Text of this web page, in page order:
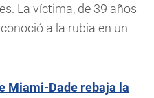
La víctima, de 39 años
a la rubia en un
Miami-Dade rebaja la